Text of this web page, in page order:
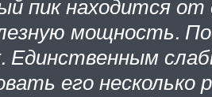
находится от
мощность.
Единственным
его несколько